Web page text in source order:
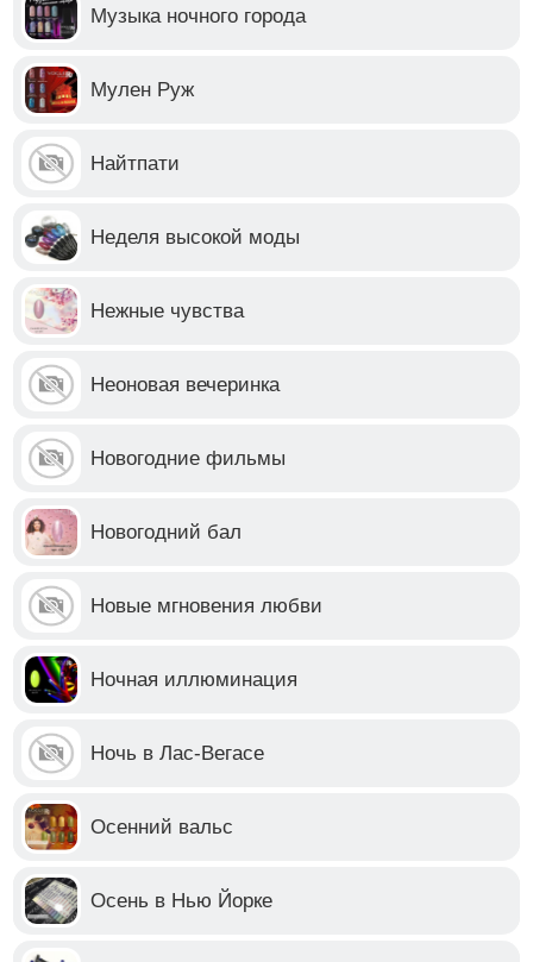
Музыка ночного города
Мулен Руж
Найтпати
Неделя высокой моды
Нежные чувства
Неоновая вечеринка
Новогодние фильмы
Новогодний бал
Новые мгновения любви
Ночная иллюминация
Ночь в Лас-Вегасе
Осенний вальс
Осень в Нью Йорке